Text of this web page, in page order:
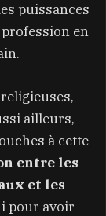
puissances
en
ailleurs,
à cette
entre les
et les
pour avoir